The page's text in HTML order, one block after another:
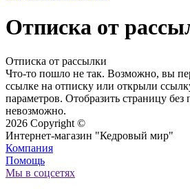
Отписка от
Отписка от рассылки
Что-то пошло не так. Возможно, вы
ссылке на отписку или открыли
параметров. Отобразить страницу без
невозможно.
2026 Copyright ©
Интернет-магазин "Кедровый мир"
Компания
Помощь
Мы в соцсетях